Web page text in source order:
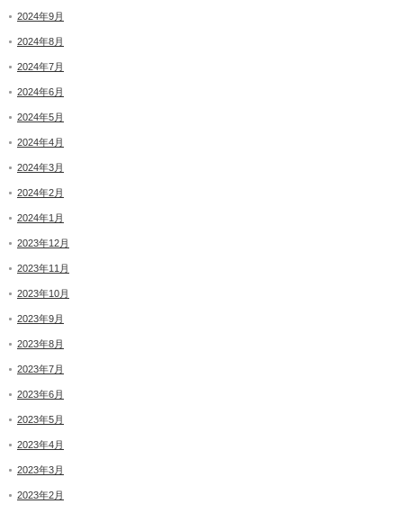
2024年9月
2024年8月
2024年7月
2024年6月
2024年5月
2024年4月
2024年3月
2024年2月
2024年1月
2023年12月
2023年11月
2023年10月
2023年9月
2023年8月
2023年7月
2023年6月
2023年5月
2023年4月
2023年3月
2023年2月